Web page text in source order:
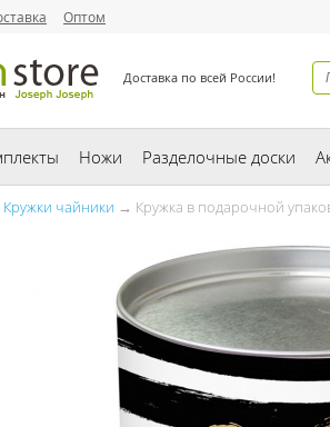
Оптом
Доставка по всей России!
Ножи Разделочные доски
Кружки чайники → Кружка в подарочной